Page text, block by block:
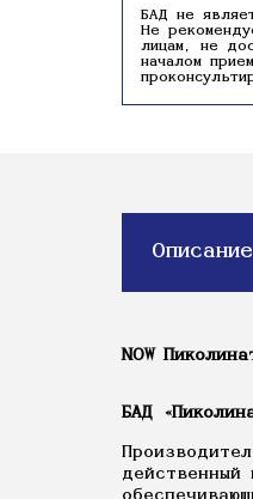
БАД не
Не
лицам, не
началом
Описание
NOW
БАД